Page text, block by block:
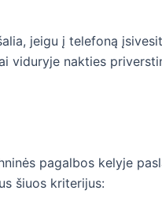
jeigu į telefoną
viduryje nakties
pagalbos kelyje
šiuos kriterijus: